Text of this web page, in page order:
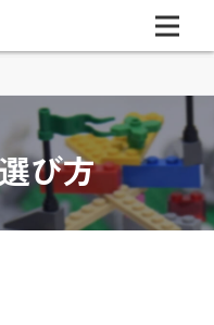
び方